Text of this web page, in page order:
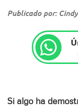
Publicado por:
Si algo ha